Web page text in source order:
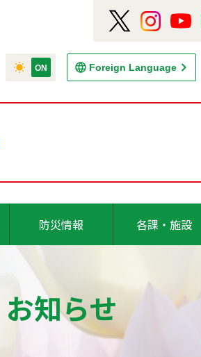
Foreign Language
防災情報 各課・施設
お知らせ